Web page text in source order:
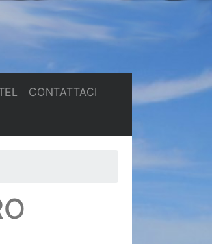
(current)
CONTATTACI(current)